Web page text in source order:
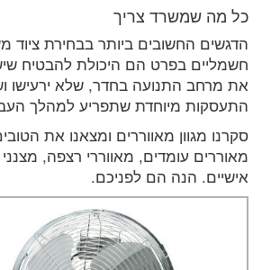
כל מה שמשרד צריך
הדגשים החשובים ביותר בבחירת ציוד
חשמליים בפרט הם היכולת להבטיח
את מרחב התנועה בחדר, שלא ירעישו
התעסקות מיוחדת שתפריע למהלך
סקרנו מגוון מאווררים ומצאנו את
מאוררים עומדים, מאווררי רצפה, מצנני
אישיים. הנה הם לפניכם.